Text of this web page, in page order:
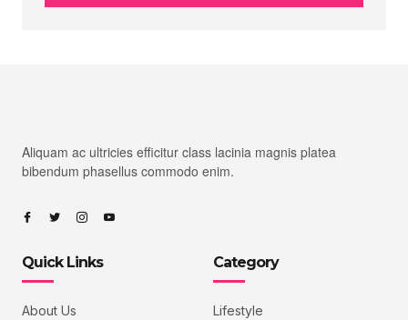
Aliquam ac ultricies efficitur class lacinia magnis platea
bibendum phasellus commodo enim.
Quick Links
About Us
Category
Lifestyle